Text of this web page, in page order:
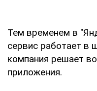
Тем временем в
сервис работает в
компания решает
приложения.